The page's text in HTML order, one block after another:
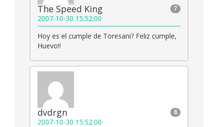
7
The Speed King
2007-10-30 15:52:00
Hoy es el cumple de Toresani? Feliz cumple,
Huevo!!
8
dvdrgn
2007-10-30 15:52:00